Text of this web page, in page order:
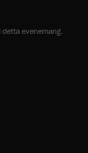
evenemang.